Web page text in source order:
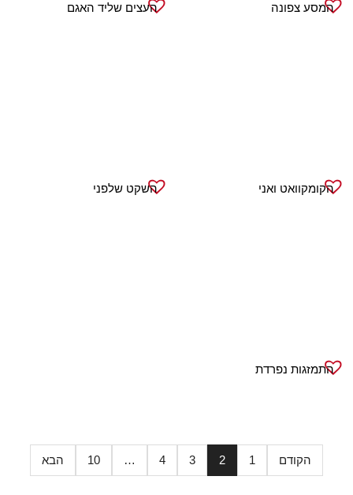
המסע צפונה העצים שליד האגם
הקומקוואט ואני השקט שלפני
התמזגות נפרדת
הקודם 1
2
3
4
…
10 הבא